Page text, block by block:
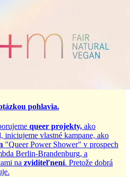
pohlavia.
queer projekty, ako
iniciujeme vlastné kampane, ako
"Queer Power Shower" v prospech
Berlin-Brandenburg, a
na zviditeľnení. Pretože dobrá